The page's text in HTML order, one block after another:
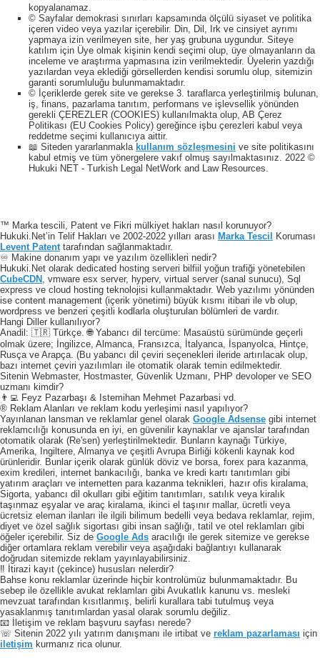
kopyalanamaz.
© Sayfalar demokrasi sınırları kapsamında ölçülü siyaset ve politika
içeren video veya yazılar içerebilir. Din, Dil, Irk ve cinsiyet ayrımı
yapmaya izin verilmeyen site, her yaş grubuna uygundur. Siteye
katılım için Üye olmak kişinin kendi seçimi olup, üye olmayanların da
inceleme ve araştırma yapmasına izin verilmektedir. Üyelerin yazdığı
yazılardan veya eklediği görsellerden kendisi sorumlu olup, sitemizin
garanti sorumluluğu bulunmamaktadır.
© İçeriklerde gerek site ve gerekse 3. taraflarca yerleştirilmiş bulunan,
iş, finans, pazarlama tanıtım, performans ve işlevsellik yönünden
gerekli ÇEREZLER (COOKIES) kullanılmakta olup, AB Çerez
Politikası (EU Cookies Policy) gereğince işbu çerezleri kabul veya
reddetme seçimi kullanıcıya aittir.
📖 Siteden yararlanmakla kullanım sözleşmesini ve site politikasını
kabul etmiş ve tüm yönergelere vakıf olmuş sayılmaktasınız. 2022 ©
Hukuki NET - Turkish Legal NetWork and Law Resources.
™ Marka tescili, Patent ve Fikri mülkiyet hakları nasıl korunuyor?
Hukuki.Net’in Telif Hakları ve 2002-2022 yılları arası Marka Tescil
Koruması
Levent Patenttarafından sağlanmaktadır.
♾️ Makine donanım yapı ve yazılım özellikleri nedir?
Hukuki.Net olarak dedicated hosting serveri bilfiil yoğun trafiği yönetebilen
CubeCDN , vmware esx server, hyperv, virtual server (sanal sunucu), Sql
express ve cloud hosting teknolojisi kullanmaktadır. Web yazılımı yönünden
ise content management (içerik yönetimi) büyük kısmı itibari ile vb olup,
wordpress ve benzeri çeşitli kodlarla oluşturulan bölümleri de vardır.
Hangi Diller kullanılıyor?
Anadil: 🇹🇷 Türkçe. 🌐 Yabancı dil tercüme: Masaüstü sürümünde geçerli
olmak üzere; İngilizce, Almanca, Fransızca, İtalyanca, İspanyolca, Hintçe,
Rusça ve Arapça. (Bu yabancı dil çeviri seçenekleri ileride artırılacak olup,
bazı internet çeviri yazılımları ile otomatik olarak temin edilmektedir.
Sitenin Webmaster, Hostmaster, Güvenlik Uzmanı, PHP devoloper ve SEO
uzmanı kimdir?
👨‍💻 Feyz Pazarbaşı & Istemihan Mehmet Pazarbasi vd.
® Reklam Alanları ve reklam kodu yerleşimi nasıl yapılıyor?
Yayınlanan lansman ve reklamlar genel olarak Google Adsense gibi internet
reklamcılığı konusunda en iyi, en güvenilir kaynaklar ve ajanslar tarafından
otomatik olarak (Re'sen) yerleştirilmektedir. Bunların kaynağı Türkiye,
Amerika, Ingiltere, Almanya ve çeşitli Avrupa Birliği kökenli kaynak kod
ürünleridir. Bunlar içerik olarak günlük döviz ve borsa, forex para kazanma,
exim kredileri, internet bankacılığı, banka ve kredi kartı tanıtımları gibi
yatırım araçları ve internetten para kazanma teknikleri, hazır ofis kiralama,
Sigorta, yabancı dil okulları gibi eğitim tanıtımları, satılık veya kiralık
taşınmaz eşyalar ve araç kiralama, ikinci el taşınır mallar, ücretli veya
ücretsiz eleman ilanları ile ilgili bilimum bedelli veya bedava reklamlar, rejim,
diyet ve özel sağlık sigortası gibi insan sağlığı, tatil ve otel reklamları gibi
öğeler içerebilir. Siz de Google Ads aracılığı ile gerek sitemize ve gerekse
diğer ortamlara reklam verebilir veya aşağıdaki bağlantıyı kullanarak
doğrudan sitemizde reklam yayınlayabilirsiniz.
‼️ İtirazi kayıt (çekince) hususları nelerdir?
Bahse konu reklamlar üzerinde hiçbir kontrolümüz bulunmamaktadır. Bu
sebep ile özellikle avukat reklamları gibi Avukatlık kanunu vs. mesleki
mevzuat tarafından kısıtlanmış, belirli kurallara tabi tutulmuş veya
yasaklanmış tanıtımlardan yasal olarak sorumlu değiliz.
📧 İletişim ve reklam başvuru sayfası nerede?
☏ Sitenin 2022 yılı yatırım danışmanı ile irtibat ve reklam pazarlaması için
iletişim kurmanız rica olunur.